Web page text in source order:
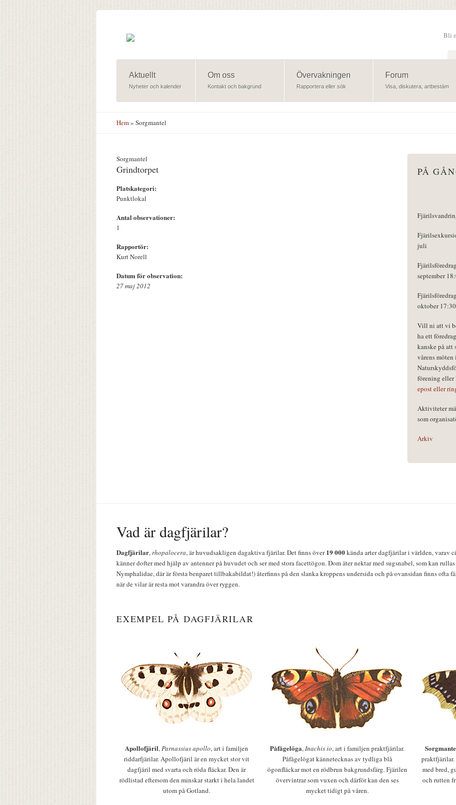
Bli
Aktuellt
Nyheter och kalender
Om oss
Kontakt och bakgrund
Övervakningen
Rapportera eller sök
Forum
Visa, diskutera, artbestäm
Hem» Sorgmantel
Sorgmantel
Grindtorpet
Platskategori:
Punktlokal
Antal observationer:
1
Rapportör:
Kurt Norell
Datum för observation:
27 maj 2012
PÅ
juli
september
oktober 17:30
Vill ni att vi
ha ett
kanske på att
vårens möten
förening eller
epost eller
Aktiviteter
som
Arkiv
Vad är dagfjärilar?
Dagfjärilar,rhopalocera, är huvudsakligen dagaktiva fjärilar. Det finns över19 000kända arter dagfjärilar i världen, varav
känner dofter med hjälp av antenner på huvudet och ser med stora facettögon. Dom äter nektar med sugsnabel, som kan
Nymphalidae, där är första benparet tillbakabildat!) återfinns på den slanka kroppens undersida och på ovansidan finns ofta
när de vilar är resta mot varandra över ryggen.
EXEMPEL PÅ DAGFJÄRILAR
Apollofjäril,Parnassius apollo, art i familjen
riddarfjärilar. Apollofjäril är en mycket stor vit
dagfjäril med svarta och röda fläckar. Den är
rödlistad eftersom den minskar starkt i hela landet
utom på Gotland.
Påfågelöga,Inachis io, art i familjen praktfjärilar.
Påfågelögat kännetecknas av tydliga blå
ögonfläckar mot en rödbrun bakgrundsfärg. Fjärilen
övervintrar som vuxen och därför kan den ses
mycket tidigt på våren.
praktfjärilar.
med bred,
och rutten